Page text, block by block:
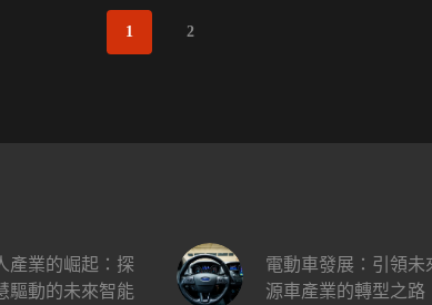
1 2
產業的崛起：探
驅動的未來智能
電動車發展：引領未
源車產業的轉型之路